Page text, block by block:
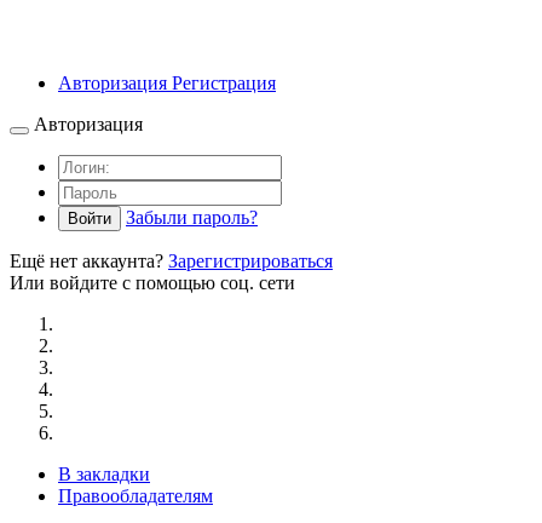
Авторизация Регистрация
Авторизация
Войти Забыли пароль?
Ещё нет аккаунта? Зарегистрироваться
Или войдите с помощью соц. сети
В закладки
Правообладателям